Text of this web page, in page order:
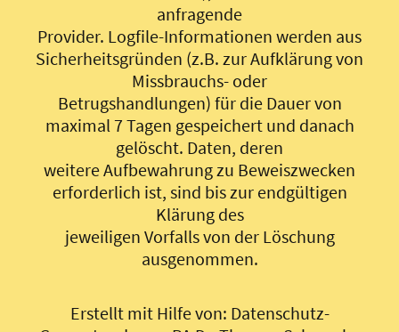
anfragende
Provider. Logfile-Informationen werden aus
Sicherheitsgründen (z.B. zur Aufklärung von
Missbrauchs- oder
Betrugshandlungen) für die Dauer von
maximal 7 Tagen gespeichert und danach
gelöscht. Daten, deren
weitere Aufbewahrung zu Beweiszwecken
erforderlich ist, sind bis zur endgültigen
Klärung des
jeweiligen Vorfalls von der Löschung
ausgenommen.
Erstellt mit Hilfe von: Datenschutz-